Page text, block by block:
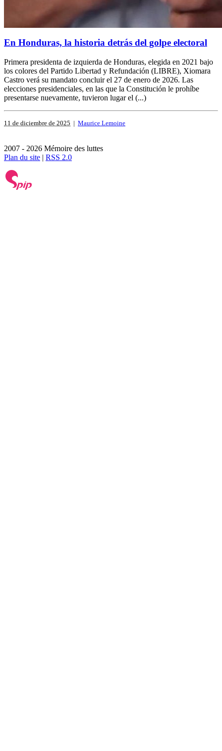
En Honduras, la historia detrás del golpe electoral
Primera presidenta de izquierda de Honduras, elegida en 2021 bajo
los colores del Partido Libertad y Refundación (LIBRE), Xiomara
Castro verá su mandato concluir el 27 de enero de 2026. Las
elecciones presidenciales, en las que la Constitución le prohíbe
presentarse nuevamente, tuvieron lugar el (...)
11 de diciembre de 2025 | Maurice Lemoine
2007 - 2026 Mémoire des luttes
Plan du site | RSS 2.0